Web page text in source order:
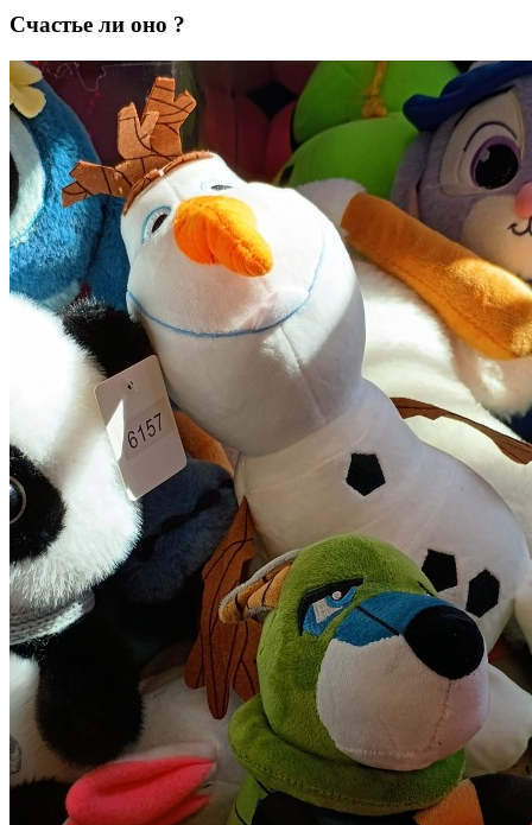
Счастье ли оно ?